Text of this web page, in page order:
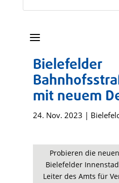
a
Bielefelder
mit neuem
24. Nov. 2023 |
Probieren die
Bielefelder
Leiter des Amts für